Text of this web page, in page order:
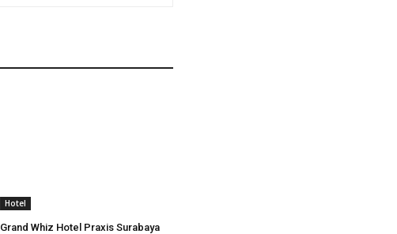
Hotel
Grand Whiz Hotel Praxis Surabaya